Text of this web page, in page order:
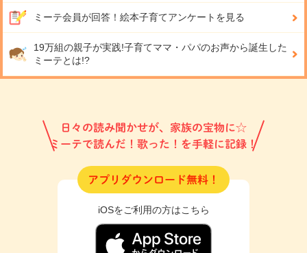
ミーテ会員が回答！ 絵本子育てアンケートを見る
19万組の親子が実践!子育てママ・パパのお声から誕生した
ミーテとは!?
日々の読み聞かせが、家族の宝物に☆
ミーテで読んだ！歌った！を手軽に記録！
アプリダウンロード無料！
iOSをご利用の方はこちら